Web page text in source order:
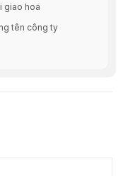
giao hoa
tên công ty